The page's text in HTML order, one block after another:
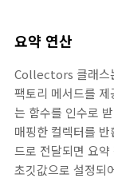
요약 연산
Collectors 클래
팩토리 메서드를
는 함수를 인수로
매핑한 컬렉터를
드로 전달되면 요
초깃값으로 설정되